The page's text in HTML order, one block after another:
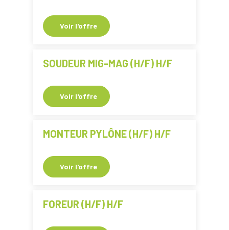
Voir l'offre
SOUDEUR MIG-MAG (H/F) H/F
Voir l'offre
MONTEUR PYLÔNE (H/F) H/F
Voir l'offre
FOREUR (H/F) H/F